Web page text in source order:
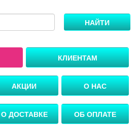
НАЙТИ
КЛИЕНТАМ
АКЦИИ О НАС
О ДОСТАВКЕ ОБ ОПЛАТЕ